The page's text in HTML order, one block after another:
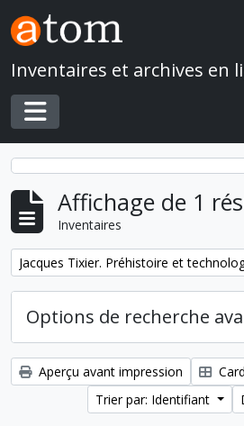
Skip to main content
Inventaires et archives en
Toggle navigation
Affichage de 1
Inventaires
Remove filter:
Jacques Tixier. Préhistoire et
Options de recherche
Aperçu avant impression
Trier par: Identifiant